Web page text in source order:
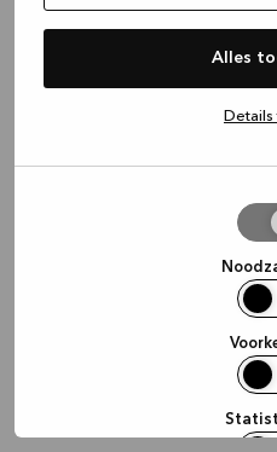
Alles
Details